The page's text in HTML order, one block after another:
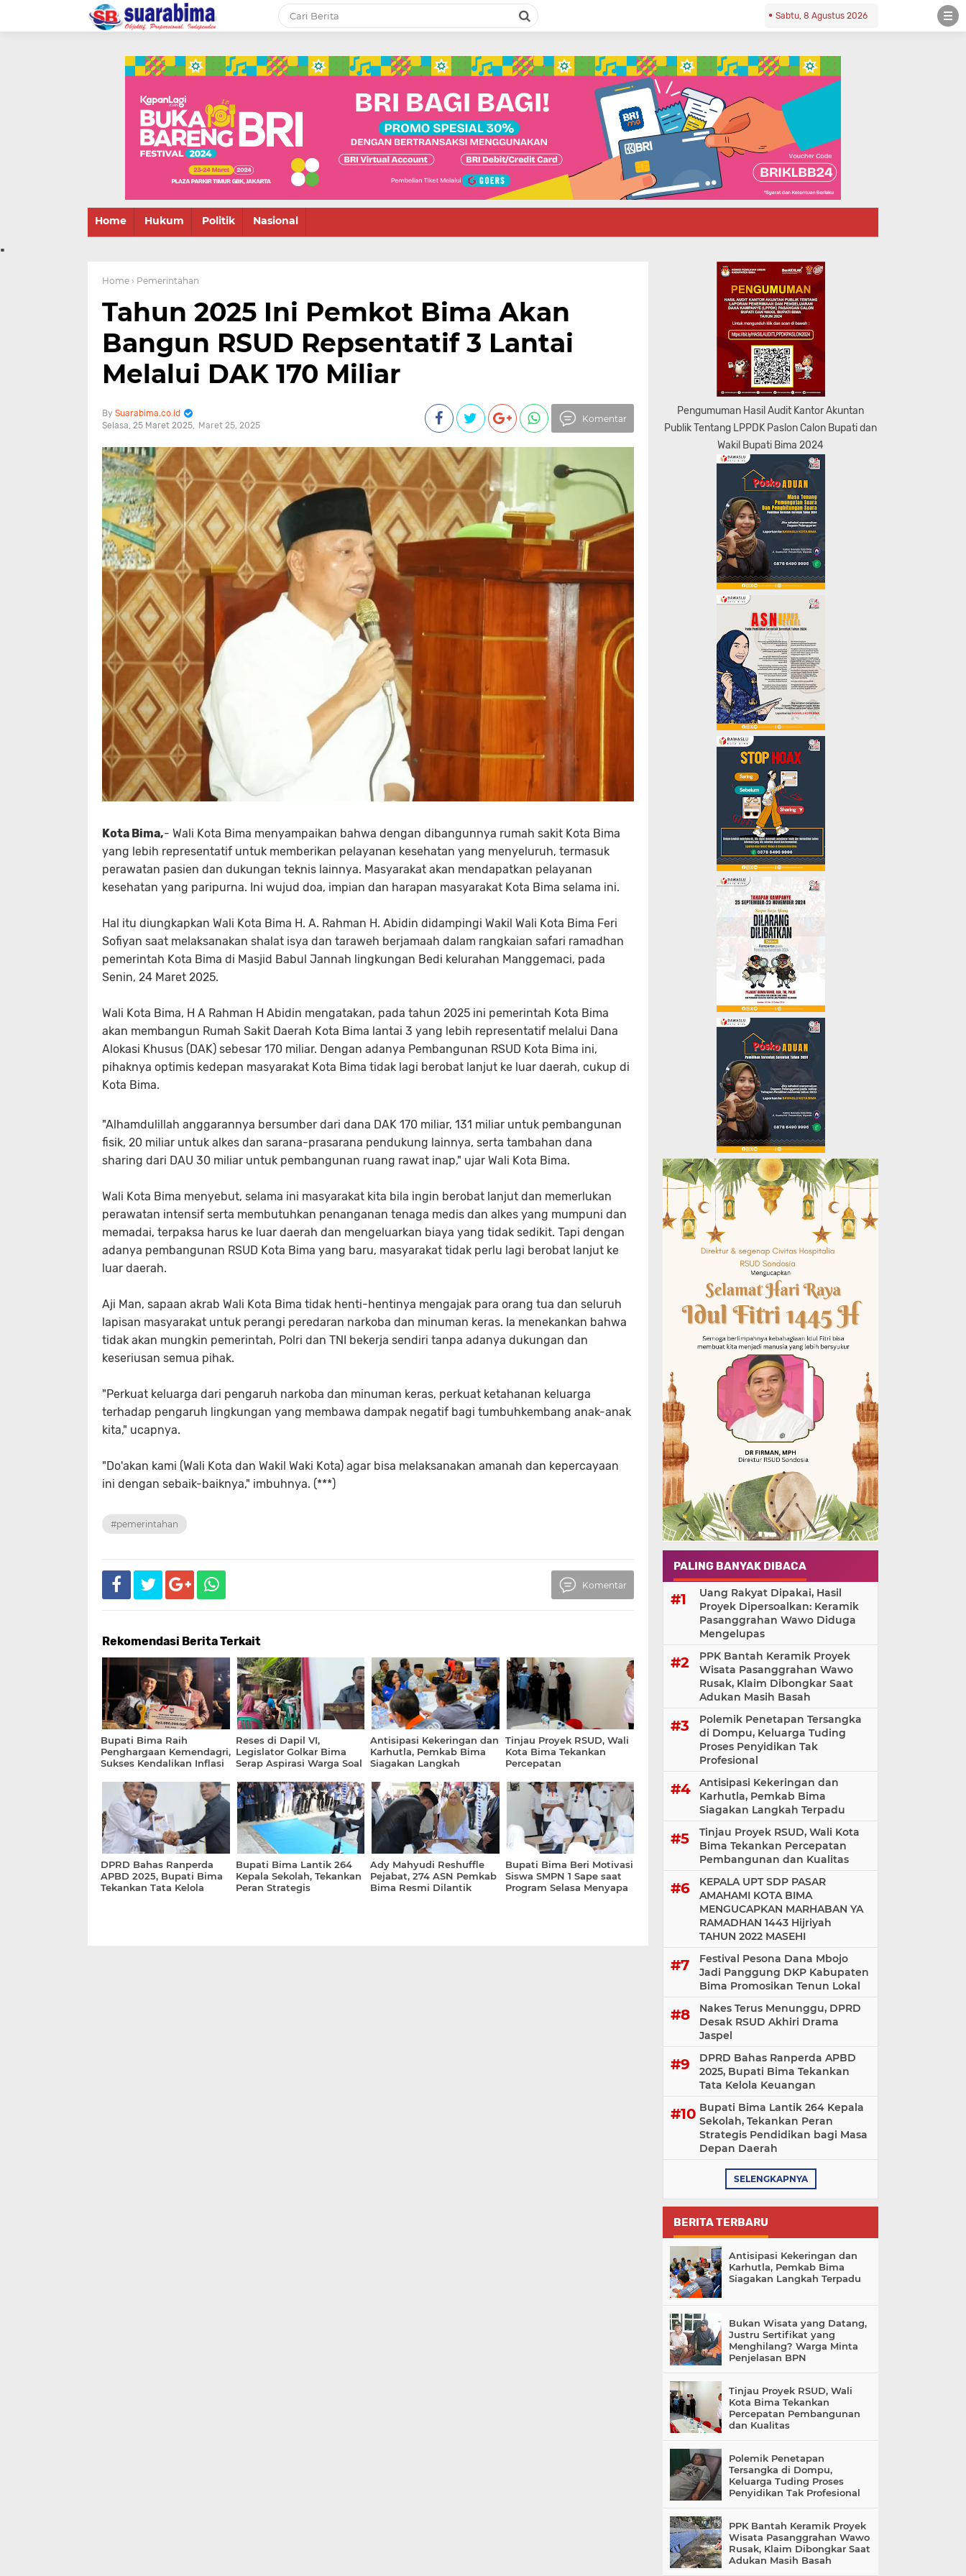
informasi terbaru tentang
Bima dan daerah sekitar
Sabtu, 8 Agustus 2026
Home Hukum Politik Nasional
.
Home › Pemerintahan
Tahun 2025 Ini Pemkot Bima Akan
Bangun RSUD Repsentatif 3 Lantai
Melalui DAK 170 Miliar
Suarabima.co.id
Selasa, 25 Maret 2025
Maret 25, 2025
Komentar
Kota Bima,- Wali Kota Bima menyampaikan bahwa dengan dibangunnya rumah sakit Kota Bima
yang lebih representatif untuk memberikan pelayanan kesehatan yang menyeluruh, termasuk
perawatan pasien dan dukungan teknis lainnya. Masyarakat akan mendapatkan pelayanan
kesehatan yang paripurna. Ini wujud doa, impian dan harapan masyarakat Kota Bima selama ini.
Hal itu diungkapkan Wali Kota Bima H. A. Rahman H. Abidin didampingi Wakil Wali Kota Bima Feri
Sofiyan saat melaksanakan shalat isya dan taraweh berjamaah dalam rangkaian safari ramadhan
pemerintah Kota Bima di Masjid Babul Jannah lingkungan Bedi kelurahan Manggemaci, pada
Senin, 24 Maret 2025.
Wali Kota Bima, H A Rahman H Abidin mengatakan, pada tahun 2025 ini pemerintah Kota Bima
akan membangun Rumah Sakit Daerah Kota Bima lantai 3 yang lebih representatif melalui Dana
Alokasi Khusus (DAK) sebesar 170 miliar. Dengan adanya Pembangunan RSUD Kota Bima ini,
pihaknya optimis kedepan masyarakat Kota Bima tidak lagi berobat lanjut ke luar daerah, cukup di
Kota Bima.
"Alhamdulillah anggarannya bersumber dari dana DAK 170 miliar, 131 miliar untuk pembangunan
fisik, 20 miliar untuk alkes dan sarana-prasarana pendukung lainnya, serta tambahan dana
sharing dari DAU 30 miliar untuk pembangunan ruang rawat inap," ujar Wali Kota Bima.
Wali Kota Bima menyebut, selama ini masyarakat kita bila ingin berobat lanjut dan memerlukan
perawatan intensif serta membutuhkan penanganan tenaga medis dan alkes yang mumpuni dan
memadai, terpaksa harus ke luar daerah dan mengeluarkan biaya yang tidak sedikit. Tapi dengan
adanya pembangunan RSUD Kota Bima yang baru, masyarakat tidak perlu lagi berobat lanjut ke
luar daerah.
Aji Man, sapaan akrab Wali Kota Bima tidak henti-hentinya mengajak para orang tua dan seluruh
lapisan masyarakat untuk perangi peredaran narkoba dan minuman keras. Ia menekankan bahwa
tidak akan mungkin pemerintah, Polri dan TNI bekerja sendiri tanpa adanya dukungan dan
keseriusan semua pihak.
"Perkuat keluarga dari pengaruh narkoba dan minuman keras, perkuat ketahanan keluarga
terhadap pengaruh lingkungan yang membawa dampak negatif bagi tumbuhkembang anak-anak
kita," ucapnya.
"Do'akan kami (Wali Kota dan Wakil Waki Kota) agar bisa melaksanakan amanah dan kepercayaan
ini dengan sebaik-baiknya," imbuhnya. (***)
#pemerintahan
Komentar
Rekomendasi Berita Terkait
Bupati Bima Raih
Penghargaan Kemendagri,
Sukses Kendalikan Inflasi
Reses di Dapil VI,
Legislator Golkar Bima
Serap Aspirasi Warga Soal
Antisipasi Kekeringan dan
Karhutla, Pemkab Bima
Siagakan Langkah
Tinjau Proyek RSUD, Wali
Kota Bima Tekankan
Percepatan
Kualitas
DPRD Bahas Ranperda
APBD 2025, Bupati Bima
Tekankan Tata Kelola
Bupati Bima Lantik 264
Kepala Sekolah, Tekankan
Peran Strategis
Ady Mahyudi Reshuffle
Pejabat, 274 ASN Pemkab
Bima Resmi Dilantik
Bupati Bima Beri Motivasi
Siswa SMPN 1 Sape saat
Program Selasa Menyapa
Pengumuman Hasil Audit Kantor Akuntan
Publik Tentang LPPDK Paslon Calon Bupati dan
Wakil Bupati Bima 2024
PALING BANYAK DIBACA
Uang Rakyat Dipakai, Hasil
Proyek Dipersoalkan: Keramik
Pasanggrahan Wawo Diduga
Mengelupas
PPK Bantah Keramik Proyek
Wisata Pasanggrahan Wawo
Rusak, Klaim Dibongkar Saat
Adukan Masih Basah
Polemik Penetapan Tersangka
di Dompu, Keluarga Tuding
Proses Penyidikan Tak
Profesional
Antisipasi Kekeringan dan
Karhutla, Pemkab Bima
Siagakan Langkah Terpadu
Tinjau Proyek RSUD, Wali Kota
Bima Tekankan Percepatan
Pembangunan dan Kualitas
KEPALA UPT SDP PASAR
AMAHAMI KOTA BIMA
MENGUCAPKAN MARHABAN YA
RAMADHAN 1443 Hijriyah
TAHUN 2022 MASEHI
Festival Pesona Dana Mbojo
Jadi Panggung DKP Kabupaten
Bima Promosikan Tenun Lokal
Nakes Terus Menunggu, DPRD
Desak RSUD Akhiri Drama
Jaspel
DPRD Bahas Ranperda APBD
2025, Bupati Bima Tekankan
Tata Kelola Keuangan
Bupati Bima Lantik 264 Kepala
Sekolah, Tekankan Peran
Strategis Pendidikan bagi Masa
Depan Daerah
SELENGKAPNYA
BERITA TERBARU
Antisipasi Kekeringan dan
Karhutla, Pemkab Bima
Siagakan Langkah Terpadu
Bukan Wisata yang Datang,
Justru Sertifikat yang
Menghilang? Warga Minta
Penjelasan BPN
Tinjau Proyek RSUD, Wali
Kota Bima Tekankan
Percepatan Pembangunan
dan Kualitas
Polemik Penetapan
Tersangka di Dompu,
Keluarga Tuding Proses
Penyidikan Tak Profesional
PPK Bantah Keramik Proyek
Wisata Pasanggrahan Wawo
Rusak, Klaim Dibongkar Saat
Adukan Masih Basah